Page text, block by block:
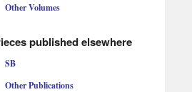
Other Volumes
published elsewhere
SB
Other Publications